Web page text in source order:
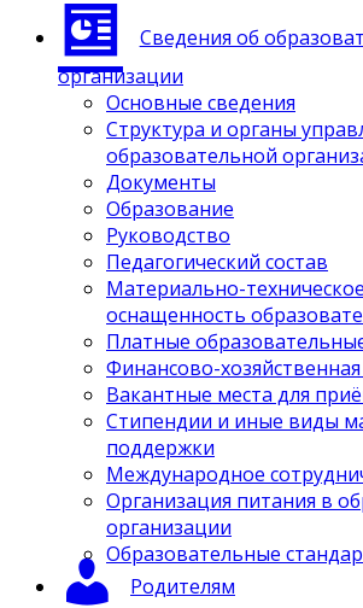
Сведения об
организации
Основные сведения
Структура и органы
образовательной
Документы
Образование
Руководство
Педагогический состав
Материально-
оснащенность
Платные
Финансово-
Вакантные места для
Стипендии и иные виды
поддержки
Международное
Организация питания в
организации
Образовательные
Родителям